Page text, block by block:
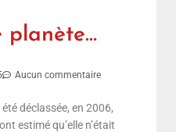
planète…
Aucun commentaire
déclassée, en 2006,
estimé qu’elle n’était